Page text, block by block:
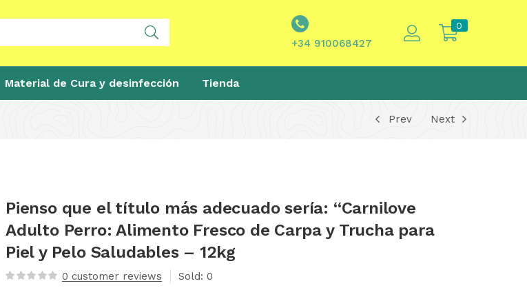
+34 910068427
0
Material de Cura y desinfección Tienda
Prev Next
Pienso que el título más adecuado sería: “Carnilove
Adulto Perro: Alimento Fresco de Carpa y Trucha para
Piel y Pelo Saludables – 12kg
0 customer reviews Sold: 0